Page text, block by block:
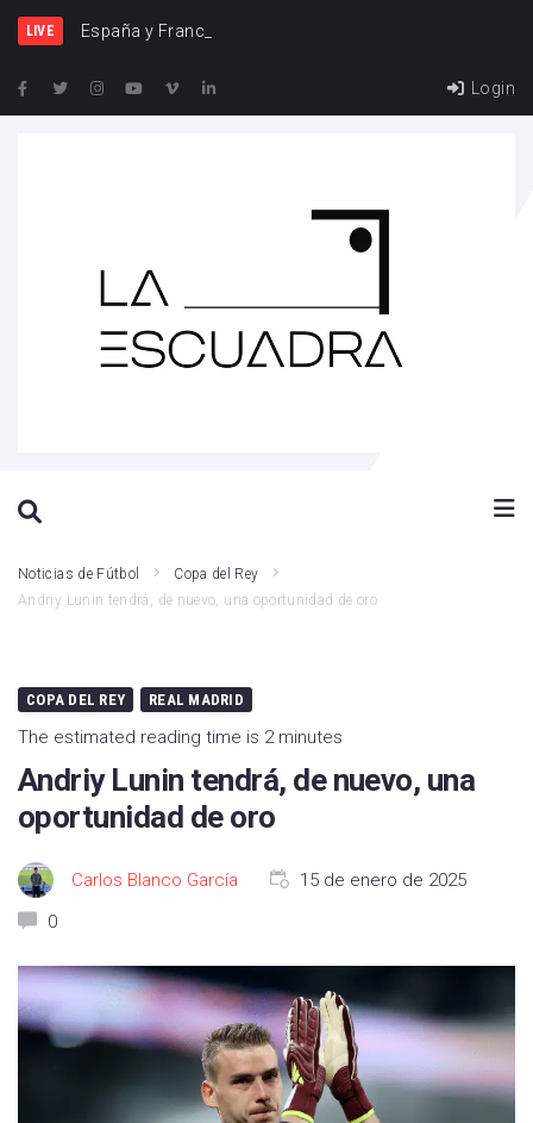
LIVE España y Francia, una rivalid
Login
Noticias de Fútbol
Copa del Rey
Andriy Lunin tendrá, de nuevo, una oportunidad de oro
COPA DEL REY REAL MADRID
The estimated reading time is 2 minutes
Andriy Lunin tendrá, de nuevo, una
oportunidad de oro
Carlos Blanco García
15 de enero de 2025
0